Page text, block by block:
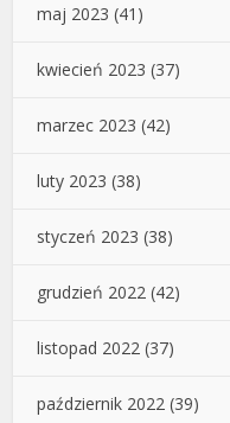
maj 2023 (41)
kwiecień 2023 (37)
marzec 2023 (42)
luty 2023 (38)
styczeń 2023 (38)
grudzień 2022 (42)
listopad 2022 (37)
październik 2022 (39)